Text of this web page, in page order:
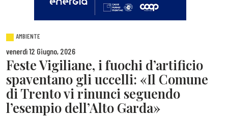
AMBIENTE
venerdì 12 Giugno, 2026
Feste Vigiliane, i fuochi d’artificio
spaventano gli uccelli: «Il Comune
di Trento vi rinunci seguendo
l’esempio dell’Alto Garda»